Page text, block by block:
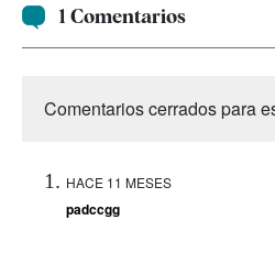
1 Comentarios
Comentarios cerrados para
HACE 11 MESES
padccgg